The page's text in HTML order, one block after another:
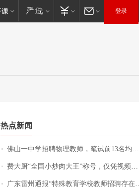
登录
热点新闻
佛山一中学招聘物理教师，笔试前13名均遭淘汰？教育局：已叫停招聘，成立调查组全面核查
费大厨“全国小炒肉大王”称号，仅凭视频评出？中国烹饪协会回应
广东雷州通报“特殊教育学校教师招聘存在违规行为”：已启动问责程序 副校长被停职